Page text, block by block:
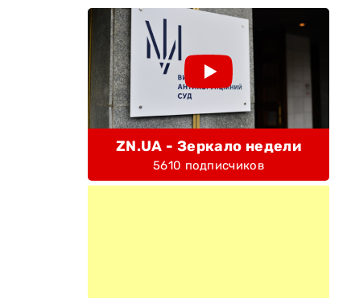
ZN.UA - Зеркало недели
5610 подписчиков